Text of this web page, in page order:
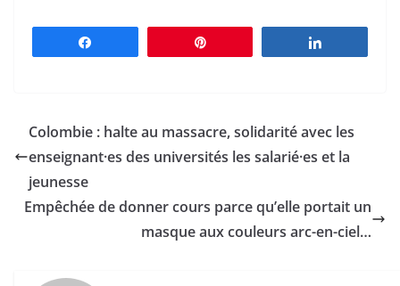
Colombie : halte au massacre, solidarité avec les
enseignant·es des universités les salarié·es et la
jeunesse
Empêchée de donner cours parce qu’elle portait un
masque aux couleurs arc-en-ciel…